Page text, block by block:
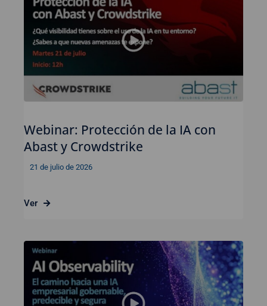
Webinar: Protección de la IA con
Abast y Crowdstrike
21 de julio de 2026
Ver